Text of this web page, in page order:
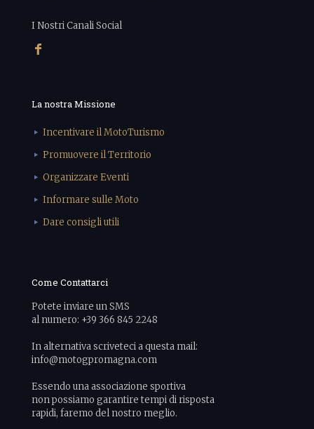
I Nostri Canali Social
La nostra Missione
Incentivare il MotoTurismo
Promuovere il Territorio
Organizzare Eventi
Informare sulle Moto
Dare consigli utili
Come Contattarci
Potete inviare un SMS
al numero: +39 366 845 2248
In alternativa scriveteci a questa mail:
info@motogpromagna.com
Essendo una associazione sportiva
non possiamo garantire tempi di risposta
rapidi, faremo del nostro meglio.